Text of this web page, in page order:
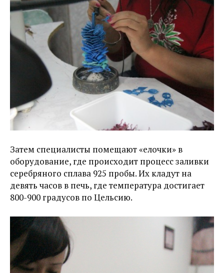
Затем специалисты помещают «елочки» в
оборудование, где происходит процесс заливки
серебряного сплава 925 пробы. Их кладут на
девять часов в печь, где температура достигает
800-900 градусов по Цельсию.